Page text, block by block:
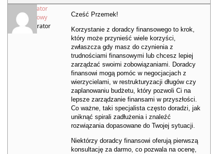
Moderator
Kredytowy
Moderator
Cześć Przemek!
Korzystanie z doradcy finansowego to krok,
który może przynieść wiele korzyści,
zwłaszcza gdy masz do czynienia z
trudnościami finansowymi lub chcesz lepiej
zarządzać swoimi zobowiązaniami. Doradcy
finansowi mogą pomóc w negocjacjach z
wierzycielami, w restrukturyzacji długów czy
zaplanowaniu budżetu, który pozwoli Ci na
lepsze zarządzanie finansami w przyszłości.
Co ważne, taki specjalista często doradzi, jak
uniknąć spirali zadłużenia i znaleźć
rozwiązania dopasowane do Twojej sytuacji.
Niektórzy doradcy finansowi oferują pierwszą
konsultację za darmo, co pozwala na ocenę,